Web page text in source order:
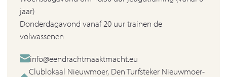
jaar)
Donderdagavond vanaf 20 uur trainen de
volwassenen
info@eendrachtmaaktmacht.eu
Clublokaal Nieuwmoer, Den Turfsteker Nieuwmoer-